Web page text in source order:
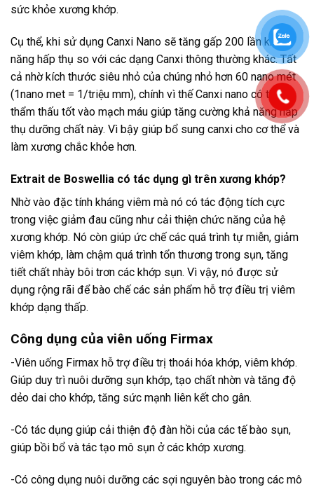
sức khỏe xương khớp.
Cụ thể, khi sử dụng Canxi Nano sẽ tăng gấp 200 lần khả
năng hấp thụ so với các dạng Canxi thông thường khác. Tất
cả nhờ kích thước siêu nhỏ của chúng nhỏ hơn 60 nano mét
(1nano met = 1/triệu mm), chính vì thế Canxi nano có thể
thẩm thấu tốt vào mạch máu giúp tăng cường khả năng hấp
thụ dưỡng chất này. Vì bậy giúp bổ sung canxi cho cơ thể và
làm xương chắc khỏe hơn.
Extrait de Boswellia có tác dụng gì trên xương khớp?
Nhờ vào đặc tính kháng viêm mà nó có tác động tích cực
trong việc giảm đau cũng như cải thiện chức năng của hệ
xương khớp. Nó còn giúp ức chế các quá trình tự miễn, giảm
viêm khớp, làm chậm quá trình tổn thương trong sụn, tăng
tiết chất nhày bôi trơn các khớp sụn. Vì vậy, nó được sử
dụng rộng rãi để bào chế các sản phẩm hỗ trợ điều trị viêm
khớp dạng thấp.
Công dụng của viên uống Firmax
-Viên uống Firmax hỗ trợ điều trị thoái hóa khớp, viêm khớp.
Giúp duy trì nuôi dưỡng sụn khớp, tạo chất nhờn và tăng độ
dẻo dai cho khớp, tăng sức mạnh liên kết cho gân.
-Có tác dụng giúp cải thiện độ đàn hồi của các tế bào sụn,
giúp bồi bổ và tác tạo mô sụn ở các khớp xương.
-Có công dụng nuôi dưỡng các sợi nguyên bào trong các mô